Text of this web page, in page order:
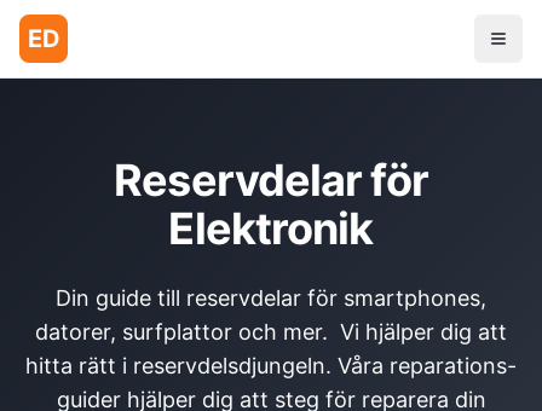
ED
Reservdelar för
Elektronik
Din guide till reservdelar för smartphones,
datorer, surfplattor och mer. Vi hjälper dig att
hitta rätt i reservdelsdjungeln. Våra reparations-
guider hjälper dig att steg för reparera din